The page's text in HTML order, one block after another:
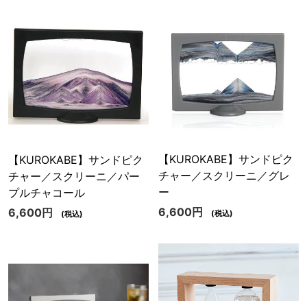
【KUROKABE】サンドピク
チャー／スクリーニ／パー
プルチャコール
6,600円
(税込)
【KUROKABE】サンドピク
チャー／スクリーニ／グレ
ー
6,600円
(税込)